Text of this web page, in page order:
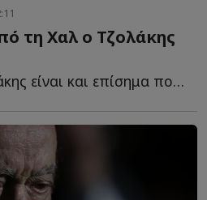
τη Χαλ ο Τζολάκης
Ο Κωνσταντής Τζολάκης είναι και επίσημα ποδοσφαιριστής τ...